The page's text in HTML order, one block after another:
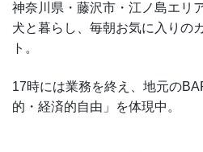
神奈川県・藤沢市・江ノ島エリ
犬と暮らし、毎朝お気に入りの
ト。
17時には業務を終え、地元の
的・経済的自由」を体現中。